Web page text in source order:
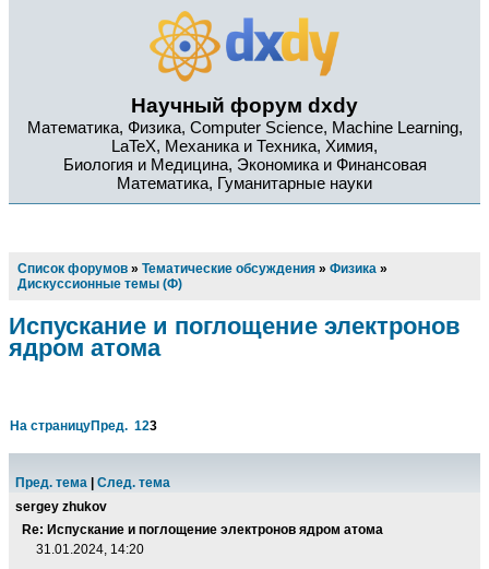
Научный форум dxdy
Математика, Физика, Computer Science, Machine Learning,
LaTeX, Механика и Техника, Химия,
Биология и Медицина, Экономика и Финансовая
Математика, Гуманитарные науки
Список форумов » Тематические обсуждения » Физика »
Дискуссионные темы (Ф)
Испускание и поглощение электронов
ядром атома
На страницуПред. 123
Пред. тема
След. тема
sergey zhukov
Re: Испускание и поглощение электронов ядром атома
31.01.2024, 14:20